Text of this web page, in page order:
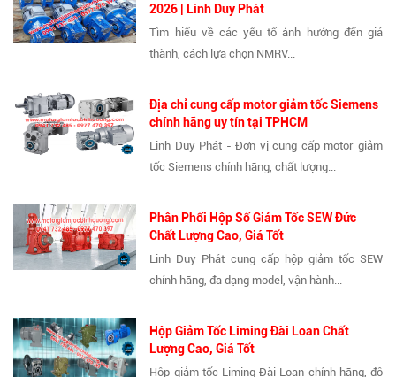
2026 | Linh Duy Phát
Tìm hiểu về các yếu tố ảnh hưởng đến giá
thành, cách lựa chọn NMRV...
Địa chỉ cung cấp motor giảm tốc Siemens
chính hãng uy tín tại TPHCM
Linh Duy Phát - Đơn vị cung cấp motor giảm
tốc Siemens chính hãng, chất lượng...
Phân Phối Hộp Số Giảm Tốc SEW Đức
Chất Lượng Cao, Giá Tốt
Linh Duy Phát cung cấp hộp giảm tốc SEW
chính hãng, đa dạng model, vận hành...
Hộp Giảm Tốc Liming Đài Loan Chất
Lượng Cao, Giá Tốt
Hộp giảm tốc Liming Đài Loan chính hãng, độ